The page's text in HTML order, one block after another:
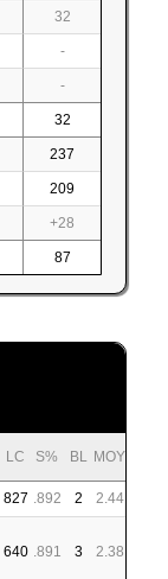
32
-
-
32
237
209
+28
87
LC S% BL MOY
827 .892 2 2.44
640 .891 3 2.38